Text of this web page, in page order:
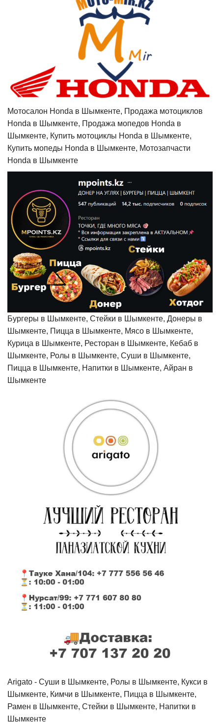
Мотосалон Honda в Шымкенте, Продажа мотоциклов
Honda в Шымкенте, Продажа мопедов Honda в
Шымкенте, Купить мотоциклы Honda в Шымкенте,
Купить мопеды Honda в Шымкенте, Мотозапчасти
Honda в Шымкенте
Бургеры в Шымкенте, Стейки в Шымкенте, Донеры в
Шымкенте, Пицца в Шымкенте, Мясо в Шымкенте,
Курица в Шымкенте, Ресторан в Шымкенте, Кебаб в
Шымкенте, Ролы в Шымкенте, Суши в Шымкенте,
Пицца в Шымкенте, Напитки в Шымкенте, Айран в
Шымкенте
Arigato - Cуши в Шымкенте, Ролы в Шымкенте, Кукси в
Шымкенте, Кимчи в Шымкенте, Пицца в Шымкенте,
Рамен в Шымкенте, Стейки в Шымкенте, Напитки в
Шымкенте